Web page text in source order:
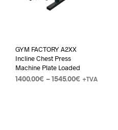
GYM FACTORY A2XX
Incline Chest Press
Machine Plate Loaded
1400.00€ – 1545.00€ +TVA